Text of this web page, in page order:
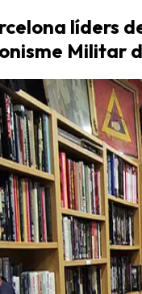
líders
Militar